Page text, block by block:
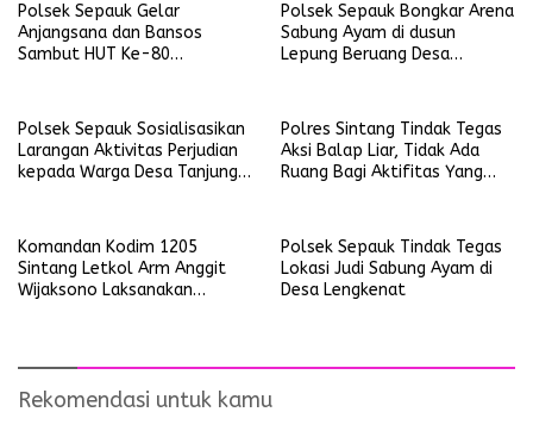
Polsek Sepauk Gelar
Anjangsana dan Bansos
Sambut HUT Ke-80
Polsek Sepauk Bongkar Arena
Sabung Ayam di dusun
Lepung Beruang Desa
Polsek Sepauk Sosialisasikan
Larangan Aktivitas Perjudian
kepada Warga Desa Tanjung
Polres Sintang Tindak Tegas
Aksi Balap Liar, Tidak Ada
Ruang Bagi Aktifitas Yang
Komandan Kodim 1205
Sintang Letkol Arm Anggit
Wijaksono Laksanakan
Polsek Sepauk Tindak Tegas
Lokasi Judi Sabung Ayam di
Desa Lengkenat
Rekomendasi untuk kamu